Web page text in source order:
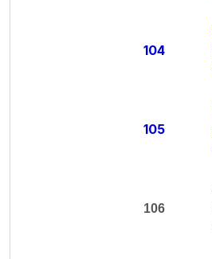
104
105
106